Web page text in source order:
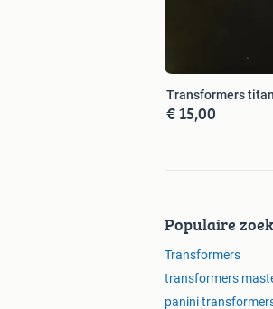
Transformers
€ 15,00
Populaire
Transformers
transformers
panini